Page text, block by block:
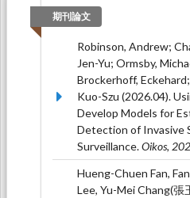
期刊論文
Robinson, Andrew;
Jen-Yu; Ormsby,
Brockerhoff,
Kuo-Szu (2026.04).
Develop Models for
Detection of Invasive
Surveillance.Oikos,
Hueng-Chuen Fan,
Lee, Yu-Mei Chang(張